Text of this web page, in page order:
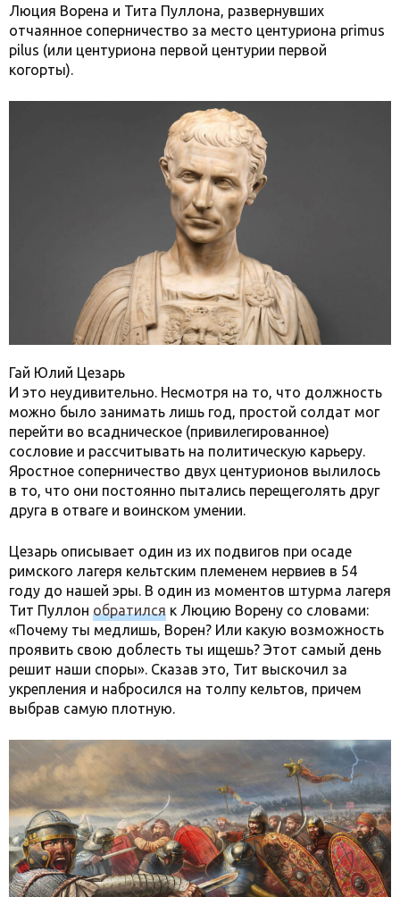
Люция Ворена и Тита Пуллона, развернувших
отчаянное соперничество за место центуриона primus
pilus (или центуриона первой центурии первой
когорты).
Гай Юлий Цезарь
И это неудивительно. Несмотря на то, что должность
можно было занимать лишь год, простой солдат мог
перейти во всадническое (привилегированное)
сословие и рассчитывать на политическую карьеру.
Яростное соперничество двух центурионов вылилось
в то, что они постоянно пытались перещеголять друг
друга в отваге и воинском умении.
Цезарь описывает один из их подвигов при осаде
римского лагеря кельтским племенем нервиев в 54
году до нашей эры. В один из моментов штурма лагеря
Тит Пуллон обратился к Люцию Ворену со словами:
«Почему ты медлишь, Ворен? Или какую возможность
проявить свою доблесть ты ищешь? Этот самый день
решит наши споры». Сказав это, Тит выскочил за
укрепления и набросился на толпу кельтов, причем
выбрав самую плотную.